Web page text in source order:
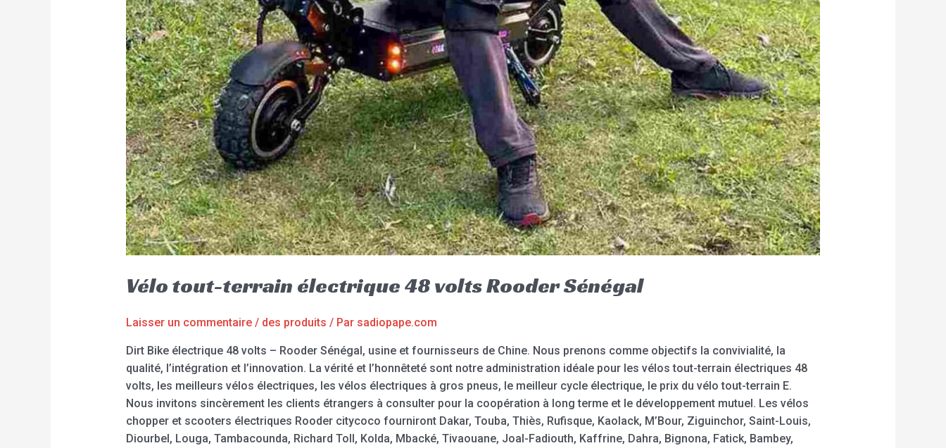
Vélo tout-terrain électrique 48 volts Rooder Sénégal
Laisser un commentaire / des produits / Par sadiopape.com
Dirt Bike électrique 48 volts – Rooder Sénégal, usine et fournisseurs de Chine. Nous prenons comme objectifs la convivialité, la
qualité, l’intégration et l’innovation. La vérité et l’honnêteté sont notre administration idéale pour les vélos tout-terrain électriques 48
volts, les meilleurs vélos électriques, les vélos électriques à gros pneus, le meilleur cycle électrique, le prix du vélo tout-terrain E.
Nous invitons sincèrement les clients étrangers à consulter pour la coopération à long terme et le développement mutuel. Les vélos
chopper et scooters électriques Rooder citycoco fourniront Dakar, Touba, Thiès, Rufisque, Kaolack, M’Bour, Ziguinchor, Saint-Louis,
Diourbel, Louga, Tambacounda, Richard Toll, Kolda, Mbacké, Tivaouane, Joal-Fadiouth, Kaffrine, Dahra, Bignona, Fatick, Bambey,